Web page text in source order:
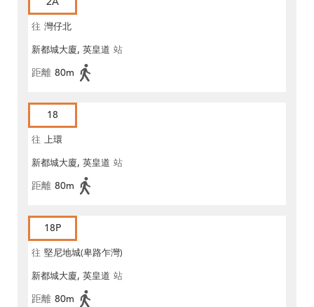
往 灣仔北
新都城大廈, 英皇道 站
距離 80m
18
往 上環
新都城大廈, 英皇道 站
距離 80m
18P
往 堅尼地城(卑路乍灣)
新都城大廈, 英皇道 站
距離 80m